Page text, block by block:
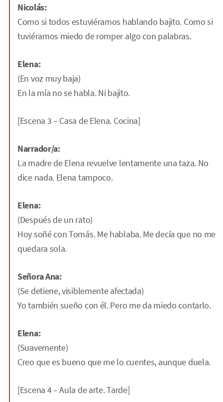
Nicolás:
Como si todos estuviéramos hablando bajito. Como si
tuviéramos miedo de romper algo con palabras.
Elena:
(En voz muy baja)
En la mía no se habla. Ni bajito.
[Escena 3 – Casa de Elena. Cocina]
Narrador/a:
La madre de Elena revuelve lentamente una taza. No
dice nada. Elena tampoco.
Elena:
(Después de un rato)
Hoy soñé con Tomás. Me hablaba. Me decía que no me
quedara sola.
Señora Ana:
(Se detiene, visiblemente afectada)
Yo también sueño con él. Pero me da miedo contarlo.
Elena:
(Suavemente)
Creo que es bueno que me lo cuentes, aunque duela.
[Escena 4 – Aula de arte. Tarde]